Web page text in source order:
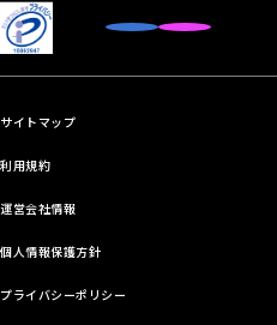
サイトマップ
利用規約
運営会社情報
個人情報保護方針
プライバシーポリシー